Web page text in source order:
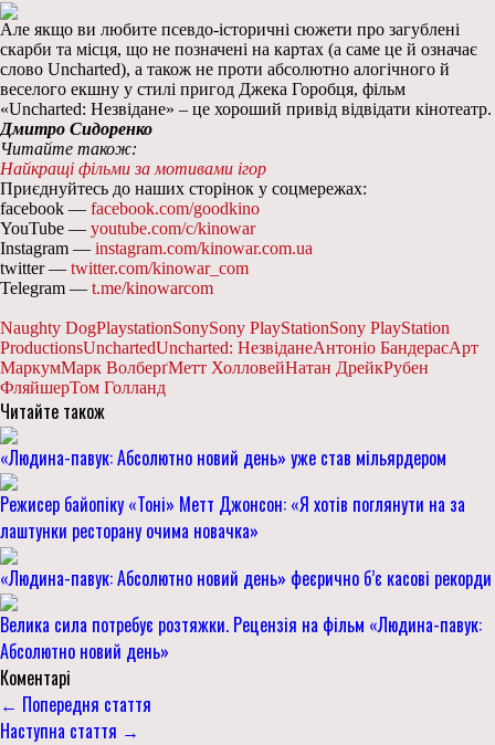
Але якщо ви любите псевдо-історичні сюжети про загублені
скарби та місця, що не позначені на картах (а саме це й означає
слово Uncharted), а також не проти абсолютно алогічного й
веселого екшну у стилі пригод Джека Горобця, фільм
«Uncharted: Незвідане» – це хороший привід відвідати кінотеатр.
Дмитро Сидоренко
Читайте також:
Найкращі фільми за мотивами ігор
Приєднуйтесь до наших сторінок у соцмережах:
facebook — facebook.com/goodkino
YouTube — youtube.com/c/kinowar
Instagram — instagram.com/kinowar.com.ua
twitter — twitter.com/kinowar_com
Telegram — t.me/kinowarcom
Naughty DogPlaystationSonySony PlayStationSony PlayStation
ProductionsUnchartedUncharted: НезвіданеАнтоніо БандерасАрт
МаркумМарк ВолберґМетт ХолловейНатан ДрейкРубен
ФляйшерТом Голланд
Читайте також
«Людина-павук: Абсолютно новий день» уже став мільярдером
Режисер байопіку «Тоні» Метт Джонсон: «Я хотів поглянути на за
лаштунки ресторану очима новачка»
«Людина-павук: Абсолютно новий день» феєрично б’є касові рекорди
Велика сила потребує розтяжки. Рецензія на фільм «Людина-павук:
Абсолютно новий день»
Коментарі
← Попередня стаття
Наступна стаття →